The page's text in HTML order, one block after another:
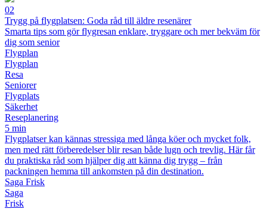
02
Trygg på flygplatsen: Goda råd till äldre resenärer
Smarta tips som gör flygresan enklare, tryggare och mer bekväm för
dig som senior
Flygplan
Flygplan
Resa
Seniorer
Flygplats
Säkerhet
Reseplanering
5 min
Flygplatser kan kännas stressiga med långa köer och mycket folk,
men med rätt förberedelser blir resan både lugn och trevlig. Här får
du praktiska råd som hjälper dig att känna dig trygg – från
packningen hemma till ankomsten på din destination.
Saga Frisk
Saga
Frisk